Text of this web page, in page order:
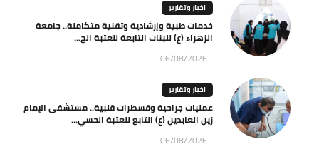
اخبار وتقارير
خدمات طبية وإرشادية وتقنية متكاملة.. جامعة
الزهراء (ع) للبنات التابعة للعتبة الح...
06/08/2026
اخبار وتقارير
عمليات جراحية وقسطرات قلبية.. مستشفى الإمام
زين العابدين (ع) التابع للعتبة الحسي...
06/08/2026